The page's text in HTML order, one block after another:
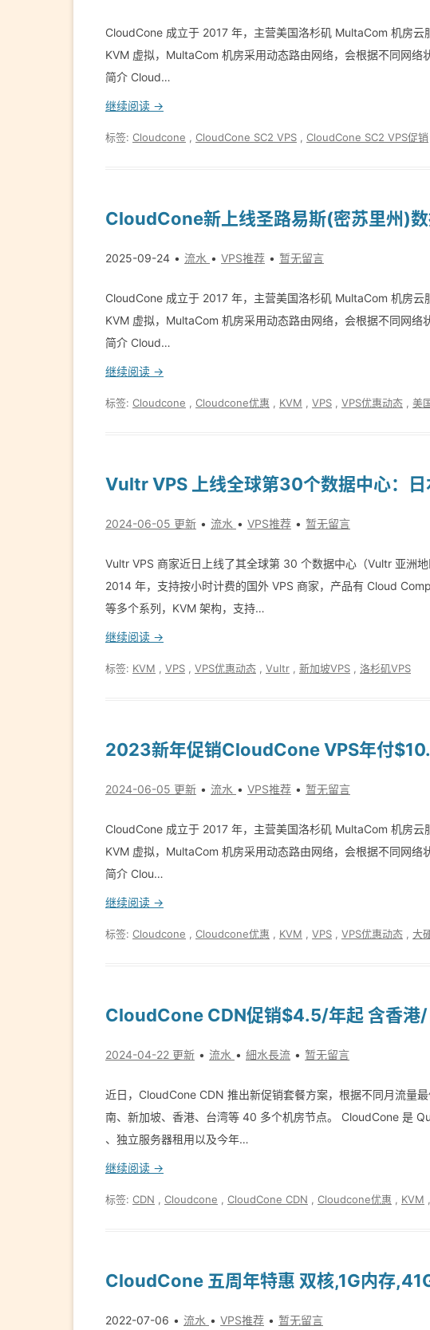
CloudCone 成立于 2017 年，主营美国洛杉矶 Mul­ta­Com 机房
KVM 虚拟，Mul­ta­Com 机房采用动态路由网络，会根据不同网
简介 Cloud…
继续阅读 →
标签: Cloudcone CloudCone SC2 VPS CloudCone SC2 VPS促销
CloudCone新上线圣路易斯(密苏里州)
2025-09-24 流水 VPS推荐 暂无留言
CloudCone 成立于 2017 年，主营美国洛杉矶 Mul­ta­Com 机房
KVM 虚拟，Mul­ta­Com 机房采用动态路由网络，会根据不同网
简介 Cloud…
继续阅读 →
标签: Cloudcone Cloudcone优惠 KVM VPS VPS优惠动态 美
Vultr VPS 上线全球第30个数据中心：日
2024-06-05 更新 流水 VPS推荐 暂无留言
Vultr VPS 商家近日上线了其全球第 30 个数据中心（Vultr 亚洲
2014 年，支持按小时计费的国外 VPS 商家，产品有 Cloud
等多个系列，KVM 架构，支持…
继续阅读 →
标签: KVM VPS VPS优惠动态 Vultr 新加坡VPS 洛杉矶VPS
2023新年促销CloudCone VPS年付
2024-06-05 更新 流水 VPS推荐 暂无留言
CloudCone 成立于 2017 年，主营美国洛杉矶 Mul­ta­Com 机房
KVM 虚拟，Mul­ta­Com 机房采用动态路由网络，会根据不同网
简介 Clou…
继续阅读 →
标签: Cloudcone Cloudcone优惠 KVM VPS VPS优惠动态 大
CloudCone CDN促销$4.5/年起 含香港/
2024-04-22 更新 流水 細水長流 暂无留言
近日，CloudCone CDN 推出新促销套餐方案，根据不同月流量
南、新加坡、香港、台湾等 40 多个机房节点。 CloudCone 是
、独立服务器租用以及今年…
继续阅读 →
标签: CDN Cloudcone CloudCone CDN Cloudcone优惠 KVM
CloudCone 五周年特惠 双核,1G内存
2022-07-06 流水 VPS推荐 暂无留言